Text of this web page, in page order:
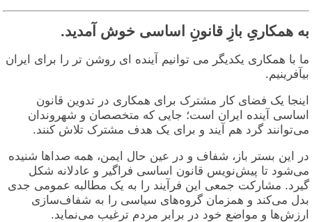
همکاریِ بازِ قانونِ اساسی خوش آمدید.
با همکاری یکدیگر می توانیم آینده ای روشن تر را برای ایران
یک فضای کار مشترک برای همکاری در تدوین قانون
آینده ایران است؛ جایی که متخصصان و شهروندان
گرد هم آیند و برای یک هدف مشترک تلاش کنند.
این بستر باز، شفاف و در عین حال ایمن، همه صداها شنیده
تا پیش‌نویس قانون اساسی فراگیر و عادلانه شکل
مشارکت جمعی این فرآیند را به یک مطالبه عمومی جدی
می‌کند و همزمان گروه‌های سیاسی را به شفاف‌سازی
و مواضع خود در برابر مردم ترغیب می‌نماید.